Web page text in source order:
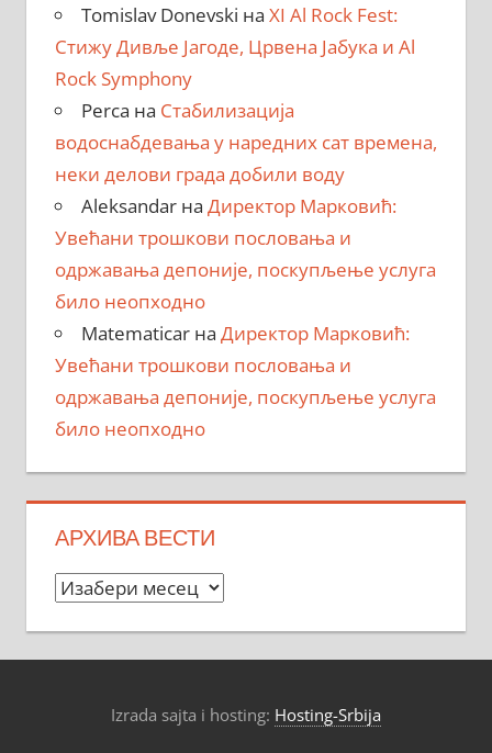
Tomislav Donevski на XI Al Rock Fest:
Стижу Дивље Јагоде, Црвена Јабука и Al
Rock Symphony
Perca на Стабилизација
водоснабдевања у наредних сат времена,
неки делови града добили воду
Aleksandarна Директор Марковић:
Увећани трошкови пословања и
одржавања депоније, поскупљење услуга
било неопходно
Matematicarна Директор Марковић:
Увећани трошкови пословања и
одржавања депоније, поскупљење услуга
било неопходно
АРХИВА ВЕСТИ
Архива
Izrada sajta i hosting: Hosting-Srbija